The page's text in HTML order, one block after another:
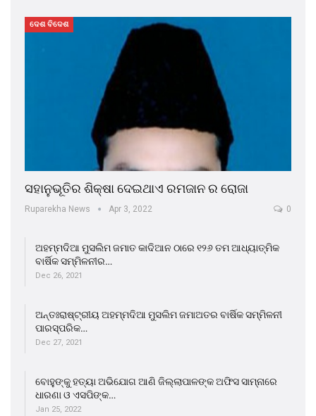
ଦେଶ ବିଦେଶ
ସହାନୁଭୂତିର ଶିକ୍ଷା ଦେଇଥାଏ ରମଜାନ ର ରୋଜା
Ruparekha News Apr 3, 2022 0
ଅହମ୍ମଦିଆ ମୁସଲିମ ଜମାତ କାଦିଆନ ଠାରେ ୧୨୬ ତମ ଆଧ୍ୟାତ୍ମିକ
ବାର୍ଷିକ ସମ୍ମିଳନୀର…
Dec 26, 2021
ଅନ୍ତଃରାଷ୍ଟ୍ରୀୟ ଅହମ୍ମଦିଆ ମୁସଲିମ ଜମାଅତର ବାର୍ଷିକ ସମ୍ମିଳନୀ
ପାରସ୍ପରିକ…
Dec 27, 2021
ବୋହୁଙ୍କୁ ହତ୍ୟା ଅଭିଯୋଗ ଆଣି ଜିଲ୍ଲାପାଳଙ୍କ ଅଫିସ ସାମ୍ନାରେ
ଧାରଣା ଓ ଏସପିଙ୍କ…
Jan 25, 2022